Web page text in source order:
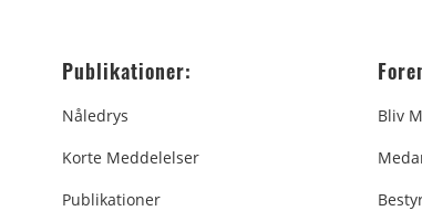
Publikationer:
Nåledrys
Korte Meddelelser
Publikationer
Bliv